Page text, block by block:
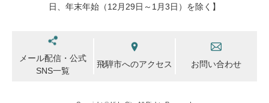
日、年末年始（12月29日～1月3日）を除く】
メール配信・公式
SNS一覧
飛騨市へのアクセス お問い合わせ